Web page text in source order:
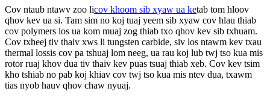
Cov ntaub ntawv zoo licov khoom sib xyaw ua ketab tom hloov
qhov kev ua si. Tam sim no koj tuaj yeem sib xyaw cov hlau thiab
cov polymers los ua kom muaj zog thiab txo qhov kev sib txhuam.
Cov txheej tiv thaiv xws li tungsten carbide, siv los ntawm kev txau
thermal lossis cov pa tshuaj lom neeg, ua rau koj lub twj tso kua mis
rotor ruaj khov dua tiv thaiv kev puas tsuaj thiab xeb. Cov kev tsim
kho tshiab no pab koj khiav cov twj tso kua mis ntev dua, txawm
tias nyob hauv qhov chaw nyuaj.